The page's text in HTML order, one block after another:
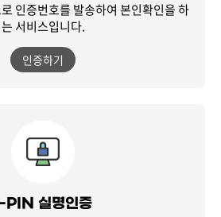
인증번호를 발송하여 본인확인을 하
는 서비스입니다.
인증하기
I-PIN 실명인증